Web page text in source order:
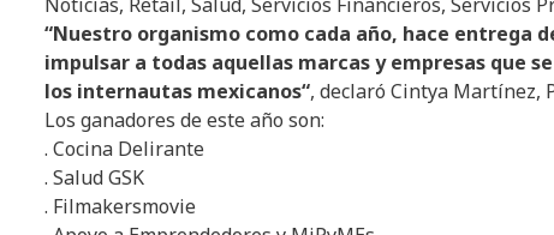
Noticias, Retail, Salud, Servicios Financieros, Servicios
“Nuestro organismo como cada año, hace entrega
impulsar a todas aquellas marcasyempresas que se
los internautas mexicanos“, declaró Cintya Martínez,
Los ganadores de este año son:
. Cocina Delirante
. Salud GSK
. Filmakersmovie